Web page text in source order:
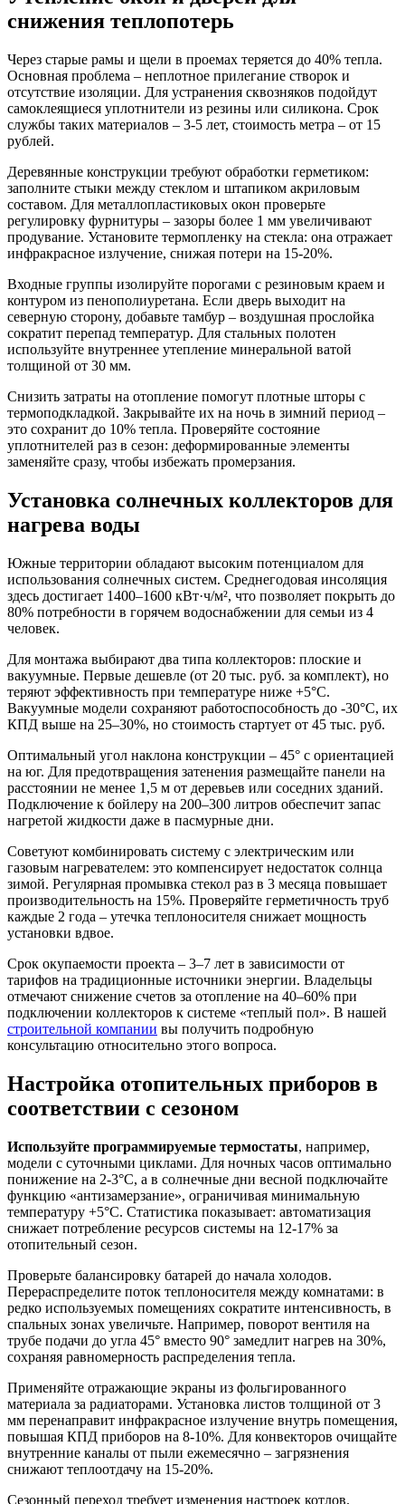
снижения теплопотерь
Через старые рамы и щели в проемах теряется до 40% тепла.
Основная проблема – неплотное прилегание створок и
отсутствие изоляции. Для устранения сквозняков подойдут
самоклеящиеся уплотнители из резины или силикона. Срок
службы таких материалов – 3-5 лет, стоимость метра – от 15
рублей.
Деревянные конструкции требуют обработки герметиком:
заполните стыки между стеклом и штапиком акриловым
составом. Для металлопластиковых окон проверьте
регулировку фурнитуры – зазоры более 1 мм увеличивают
продувание. Установите термопленку на стекла: она отражает
инфракрасное излучение, снижая потери на 15-20%.
Входные группы изолируйте порогами с резиновым краем и
контуром из пенополиуретана. Если дверь выходит на
северную сторону, добавьте тамбур – воздушная прослойка
сократит перепад температур. Для стальных полотен
используйте внутреннее утепление минеральной ватой
толщиной от 30 мм.
Снизить затраты на отопление помогут плотные шторы с
термоподкладкой. Закрывайте их на ночь в зимний период –
это сохранит до 10% тепла. Проверяйте состояние
уплотнителей раз в сезон: деформированные элементы
заменяйте сразу, чтобы избежать промерзания.
Установка солнечных коллекторов для
нагрева воды
Южные территории обладают высоким потенциалом для
использования солнечных систем. Среднегодовая инсоляция
здесь достигает 1400–1600 кВт·ч/м², что позволяет покрыть до
80% потребности в горячем водоснабжении для семьи из 4
человек.
Для монтажа выбирают два типа коллекторов: плоские и
вакуумные. Первые дешевле (от 20 тыс. руб. за комплект), но
теряют эффективность при температуре ниже +5°C.
Вакуумные модели сохраняют работоспособность до -30°C, их
КПД выше на 25–30%, но стоимость стартует от 45 тыс. руб.
Оптимальный угол наклона конструкции – 45° с ориентацией
на юг. Для предотвращения затенения размещайте панели на
расстоянии не менее 1,5 м от деревьев или соседних зданий.
Подключение к бойлеру на 200–300 литров обеспечит запас
нагретой жидкости даже в пасмурные дни.
Советуют комбинировать систему с электрическим или
газовым нагревателем: это компенсирует недостаток солнца
зимой. Регулярная промывка стекол раз в 3 месяца повышает
производительность на 15%. Проверяйте герметичность труб
каждые 2 года – утечка теплоносителя снижает мощность
установки вдвое.
Срок окупаемости проекта – 3–7 лет в зависимости от
тарифов на традиционные источники энергии. Владельцы
отмечают снижение счетов за отопление на 40–60% при
подключении коллекторов к системе «теплый пол». В нашей
строительной компании вы получить подробную
консультацию относительно этого вопроса.
Настройка отопительных приборов в
соответствии с сезоном
Используйте программируемые термостаты, например,
модели с суточными циклами. Для ночных часов оптимально
понижение на 2-3°С, а в солнечные дни весной подключайте
функцию «антизамерзание», ограничивая минимальную
температуру +5°С. Статистика показывает: автоматизация
снижает потребление ресурсов системы на 12-17% за
отопительный сезон.
Проверьте балансировку батарей до начала холодов.
Перераспределите поток теплоносителя между комнатами: в
редко используемых помещениях сократите интенсивность, в
спальных зонах увеличьте. Например, поворот вентиля на
трубе подачи до угла 45° вместо 90° замедлит нагрев на 30%,
сохраняя равномерность распределения тепла.
Применяйте отражающие экраны из фольгированного
материала за радиаторами. Установка листов толщиной от 3
мм перенаправит инфракрасное излучение внутрь помещения,
повышая КПД приборов на 8-10%. Для конвекторов очищайте
внутренние каналы от пыли ежемесячно – загрязнения
снижают теплоотдачу на 15-20%.
Сезонный переход требует изменения настроек котлов.